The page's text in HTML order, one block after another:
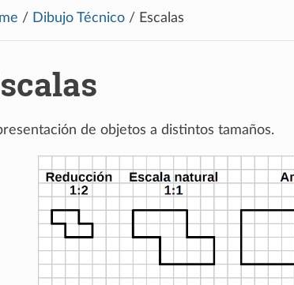
/ Dibujo Técnico / Escalas
de objetos a distintos tamaños.